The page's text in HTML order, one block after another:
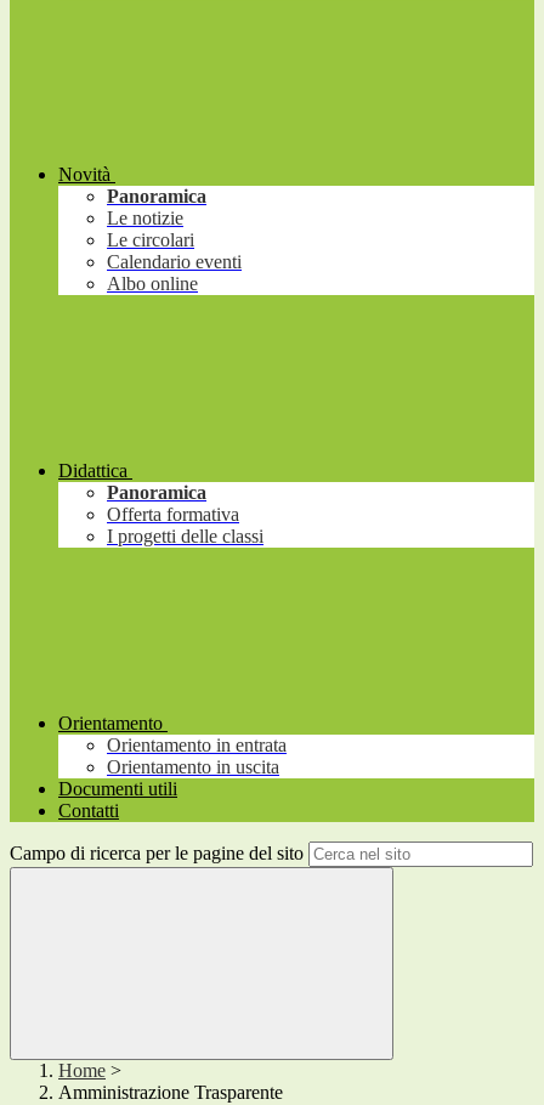
Novità
Panoramica
Le notizie
Le circolari
Calendario eventi
Albo online
Didattica
Panoramica
Offerta formativa
I progetti delle classi
Orientamento
Orientamento in entrata
Orientamento in uscita
Documenti utili
Contatti
Campo di ricerca per le pagine del sito
Home >
Amministrazione Trasparente